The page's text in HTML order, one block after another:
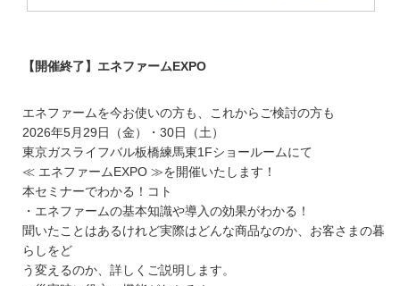
【開催終了】エネファームEXPO
エネファームを今お使いの方も、これからご検討の方も
2026年5月29日（金）・30日（土）
東京ガスライフバル板橋練馬東1Fショールームにて
≪ エネファームEXPO ≫を開催いたします！
本セミナーでわかる！コト
・エネファームの基本知識や導入の効果がわかる！
聞いたことはあるけれど実際はどんな商品なのか、お客さまの暮
らしをど
う変えるのか、詳しくご説明します。